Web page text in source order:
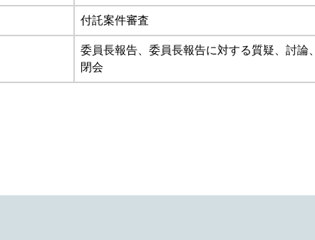
付託案件審査
委員長報告、委員長報告に対する質疑、討論
閉会